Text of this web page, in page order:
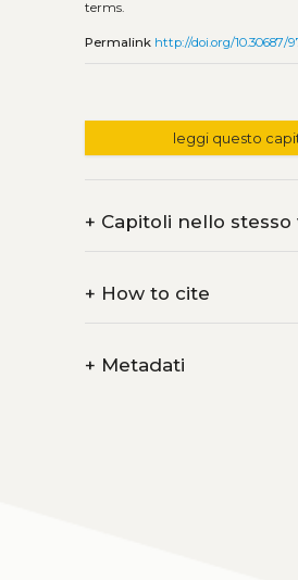
terms.
Permalink http://doi.org/10.30687/
leggi questo
+ Capitoli nello stesso
+ How to cite
+ Metadati